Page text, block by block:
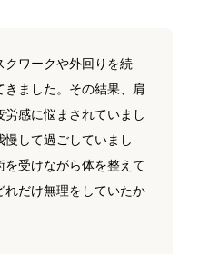
クワークや外回りを続
ました。その結果、肩
労感に悩まされていまし
して過ごしていまし
受けながら体を整えて
れだけ無理をしていたか